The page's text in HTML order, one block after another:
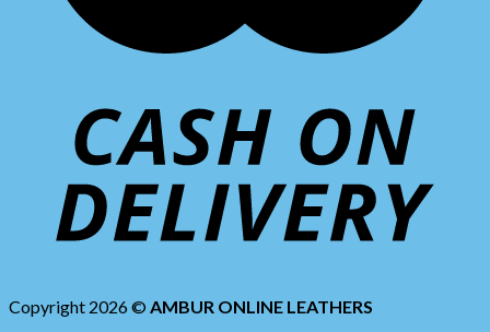
Copyright 2026 © AMBUR ONLINE LEATHERS